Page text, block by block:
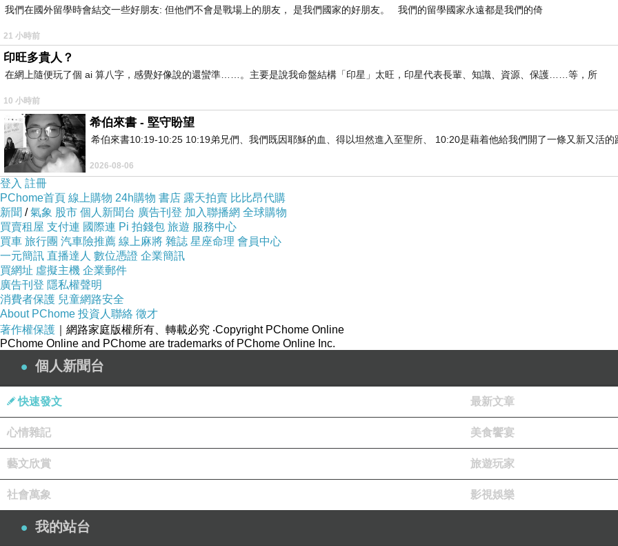
我們在國外留學時會結交一些好朋友: 但他們不會是戰場上的朋友， 是我們國家的好朋友。 我們的留學國家永遠都是我們的倚
21 小時前
印旺多貴人？
在網上隨便玩了個 ai 算八字，感覺好像說的還蠻準……。主要是說我命盤結構「印星」太旺，印星代表長輩、知識、資源、保護……等，所
10 小時前
希伯來書 - 堅守盼望
希伯來書10:19-10:25 10:19弟兄們、我們既因耶穌的血、得以坦然進入至聖所、 10:20是藉着他給我們開了一條又新又活的
2026-08-06
登入 註冊
PChome首頁 線上購物 24h購物 書店 露天拍賣 比比昂代購
新聞 /氣象 股市 個人新聞台 廣告刊登 加入聯播網 全球購物
買賣租屋 支付連 國際連 Pi 拍錢包 旅遊 服務中心
買車 旅行團 汽車險推薦 線上麻將 雜誌 星座命理 會員中心
一元簡訊 直播達人 數位憑證 企業簡訊
買網址 虛擬主機 企業郵件
廣告刊登 隱私權聲明
消費者保護 兒童網路安全
About PChome 投資人聯絡 徵才
著作權保護 ｜網路家庭版權所有、轉載必究 ‧Copyright PChome Online
PChome Online and PChome are trademarks of PChome Online Inc.
個人新聞台
快速發文 最新文章
心情雜記 美食饗宴
藝文欣賞 旅遊玩家
社會萬象 影視娛樂
我的站台